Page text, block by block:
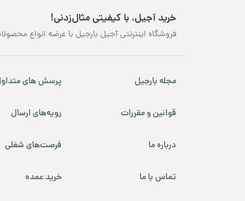
خرید آجیل، با کیفیتی مثال‌زدنی!
فروشگاه اینترنتی آجیل بارجیل با عرضه انواع
مجله بارجیل پرسش های
قوانین و مقررات رویه‌های ارسال
درباره ما فرصت‌های شغلی
تماس با ما خرید عمده